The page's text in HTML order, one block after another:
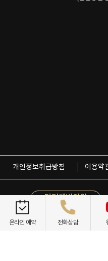
개인정보취급방침 이용약
닥터케빈의원
온라인 예약 전화상담